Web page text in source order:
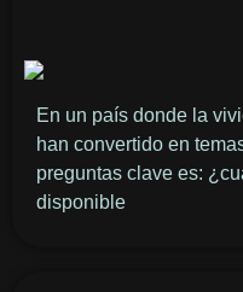
En un país donde la
han convertido en
preguntas clave es:
disponible